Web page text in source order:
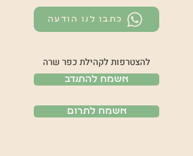
כתבו לנו הודעה
להצטרפות לקהילת כפר שרה
אשמח להתנדב
אשמח לתרום